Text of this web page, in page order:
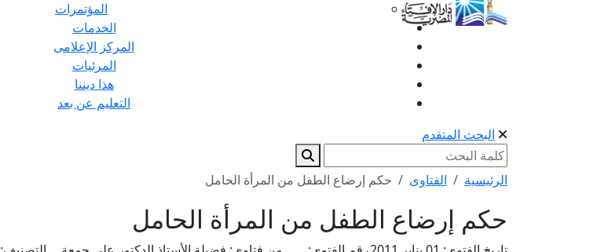
المؤتمرات
الخدمات
المركز الإعلامى
المرئيات
هذا ديننا
التعليم عن بعد
البحث المتقدم
الرئيسية الفتاوى حكم إرضاع الطفل من المرأة الحامل
حكم إرضاع الطفل من المرأة الحامل